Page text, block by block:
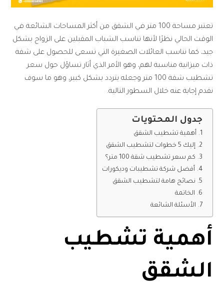
تعتبر مساحة 100 متر في الشقق من أكثر المساحات الشائعة في
الوقت الحالي نظرًا لأنها تناسب الشباب المقبلين على الزواج بشكل
جيد، كما تناسب العائلات الصغيرة التي تسعى للحصول على شقة
ذات ميزانية مناسبة لهم، وهو الأمر الذي أثار تساؤل حول سعر
تشطيب شقة 100 متر وجعله يتردد بشكل كبير، وهو ما سوف
نقدم إجابة عنه خلال السطور التالية.
جدول المحتويات
أهمية تشطيب الشقق
إليك 5 خطوات لتشطيب الشقق
كم سعر تشطيب شقة 100 متر؟
أفضل شركة تشطيبات وديكورات
نصائح هامة لتشطيب الشقق
الخاتمة
الأسئلة الشائعة
أهمية تشطيب
الشقق